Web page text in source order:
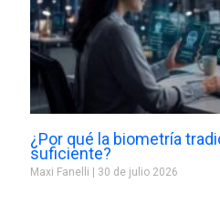
¿Por qué la biometría
suficiente?
Maxi Fanelli 30 de julio 2026